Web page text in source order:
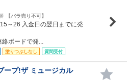
【バラ売り不可】
～26 入金日の翌日までに発
ボードで発...
塗りつぶしなし 質問受付
プ!ザ ミュージカル